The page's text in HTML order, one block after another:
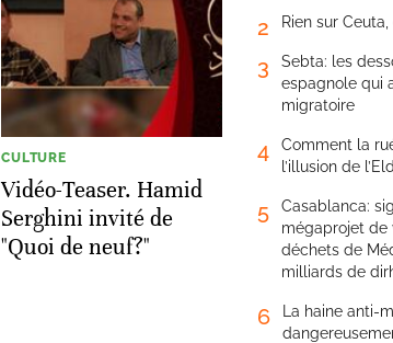
CULTURE
Vidéo-Teaser. Hamid
Serghini invité de
"Quoi de neuf?"
2 Rien sur
3
Sebta: les
espagnole qui
migratoire
4
Comment la
l’illusion de
5
Casablanca:
mégaprojet de
déchets de
milliards de
6
La haine anti-